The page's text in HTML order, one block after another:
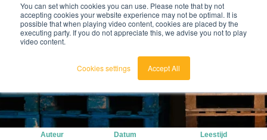
You can set which cookies you can use. Please note that by not
accepting cookies your website experience may not be optimal. It is
possible that when playing video content, cookies are placed by the
executing party. If you do not appreciate this, we advise you not to play
video content.
Cookies settings Accept All
Auteur
Datum
Leestijd